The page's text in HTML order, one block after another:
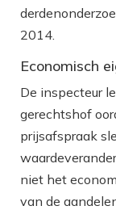
2014.
Economisch
De inspecteur
gerechtshof
prijsafspraak
niet het
van de